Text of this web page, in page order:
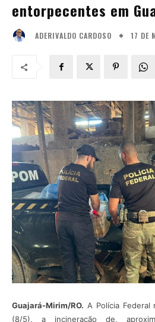
entorpecentes em
ADERIVALDO CARDOSO 17 DE
Guajará-Mirim/RO. A Polícia Federal
(8/5), a incineração de,